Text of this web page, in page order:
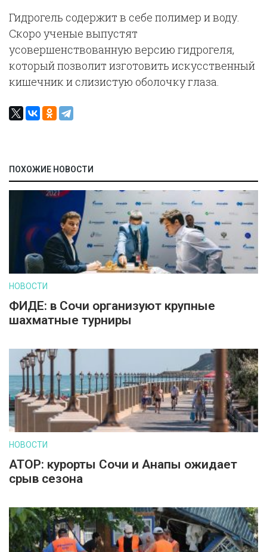
Гидрогель содержит в себе полимер и воду.
Скоро ученые выпустят
усовершенствованную версию гидрогеля,
который позволит изготовить искусственный
кишечник и слизистую оболочку глаза.
ПОХОЖИЕ НОВОСТИ
НОВОСТИ
ФИДЕ: в Сочи организуют крупные
шахматные турниры
НОВОСТИ
АТОР: курорты Сочи и Анапы ожидает
срыв сезона